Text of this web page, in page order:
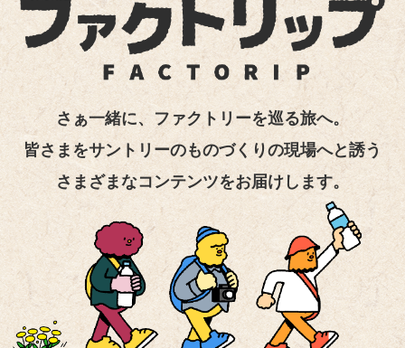
さぁ一緒に、ファクトリーを巡る旅へ。
皆さまをサントリーのものづくりの現場へと誘う
さまざまなコンテンツをお届けします。